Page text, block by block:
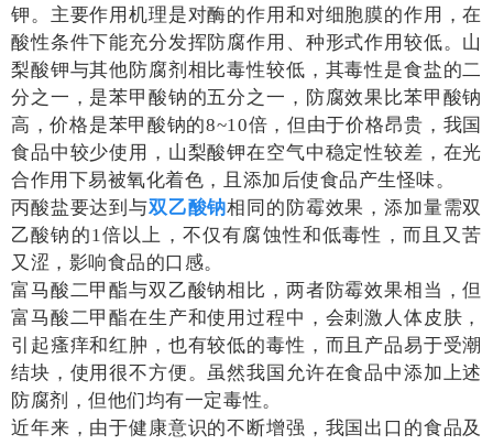
钾。主要作用机理是对酶的作用和对细胞膜的作用，在
酸性条件下能充分发挥防腐作用、种形式作用较低。山
梨酸钾与其他防腐剂相比毒性较低，其毒性是食盐的二
分之一，是苯甲酸钠的五分之一，防腐效果比苯甲酸钠
高，价格是苯甲酸钠的8~10倍，但由于价格昂贵，我国
食品中较少使用，山梨酸钾在空气中稳定性较差，在光
合作用下易被氧化着色，且添加后使食品产生怪味。
丙酸盐要达到与双乙酸钠相同的防霉效果，添加量需双
乙酸钠的1倍以上，不仅有腐蚀性和低毒性，而且又苦
又涩，影响食品的口感。
富马酸二甲酯与双乙酸钠相比，两者防霉效果相当，但
富马酸二甲酯在生产和使用过程中，会刺激人体皮肤，
引起瘙痒和红肿，也有较低的毒性，而且产品易于受潮
结块，使用很不方便。虽然我国允许在食品中添加上述
防腐剂，但他们均有一定毒性。
近年来，由于健康意识的不断增强，我国出口的食品及